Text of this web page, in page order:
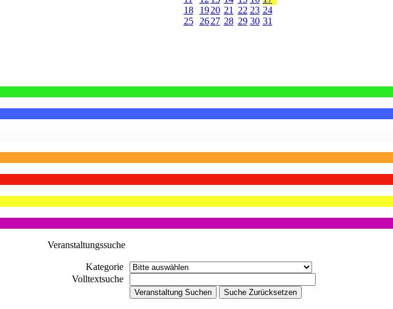
18
19 20 21 22 23 24
25
26 27 28 29 30 31
Veranstaltungssuche
Kategorie
Volltextsuche